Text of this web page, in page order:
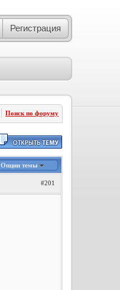
Регистрация
Поиск по форуму
Опции темы
#201